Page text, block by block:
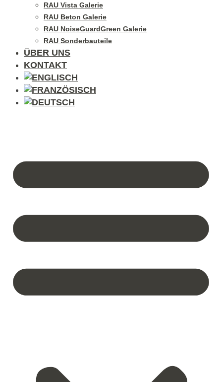
RAU Vista Galerie
RAU Beton Galerie
RAU NoiseGuardGreen Galerie
RAU Sonderbauteile
ÜBER UNS
KONTAKT